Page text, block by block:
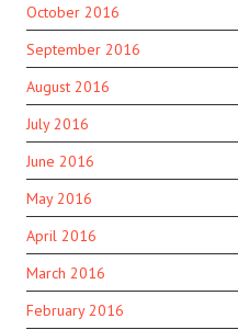
October 2016
September 2016
August 2016
July 2016
June 2016
May 2016
April 2016
March 2016
February 2016